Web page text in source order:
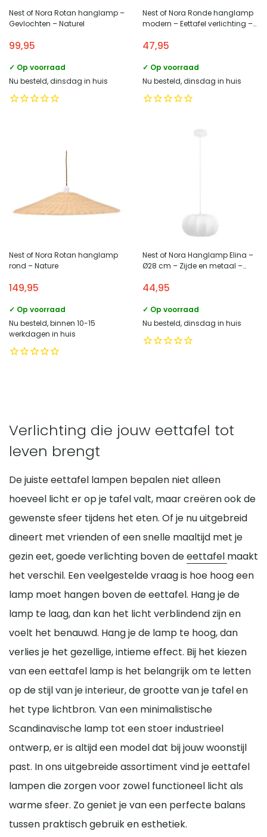
Nest of Nora Rotan hanglamp –
Gevlochten – Naturel
99,95
✓ Op voorraad
Nu besteld, dinsdag in huis
Nest of Nora Ronde hanglamp
modern – Eettafel verlichting –
47,95
✓ Op voorraad
Nu besteld, dinsdag in huis
Nest of Nora Rotan hanglamp
rond – Nature
149,95
✓ Op voorraad
Nu besteld, binnen 10-15
werkdagen in huis
Nest of Nora Hanglamp Elina –
Ø28 cm – Zijde en metaal –
44,95
✓ Op voorraad
Nu besteld, dinsdag in huis
Verlichting die jouw eettafel tot
leven brengt
De juiste eettafel lampen bepalen niet alleen
hoeveel licht er op je tafel valt, maar creëren ook de
gewenste sfeer tijdens het eten. Of je nu uitgebreid
dineert met vrienden of een snelle maaltijd met je
gezin eet, goede verlichting boven deeettafel maakt
het verschil. Een veelgestelde vraag is hoe hoog een
lamp moet hangen boven de eettafel. Hang je de
lamp te laag, dan kan het licht verblindend zijn en
voelt het benauwd. Hang je de lamp te hoog, dan
verlies je het gezellige, intieme effect. Bij het kiezen
van een eettafel lamp is het belangrijk om te letten
op de stijl van je interieur, de grootte van je tafel en
het type lichtbron. Van een minimalistische
Scandinavische lamp tot een stoer industrieel
ontwerp, er is altijd een model dat bij jouw woonstijl
past. In ons uitgebreide assortiment vind je eettafel
lampen die zorgen voor zowel functioneel licht als
warme sfeer. Zo geniet je van een perfecte balans
tussen praktisch gebruik en esthetiek.